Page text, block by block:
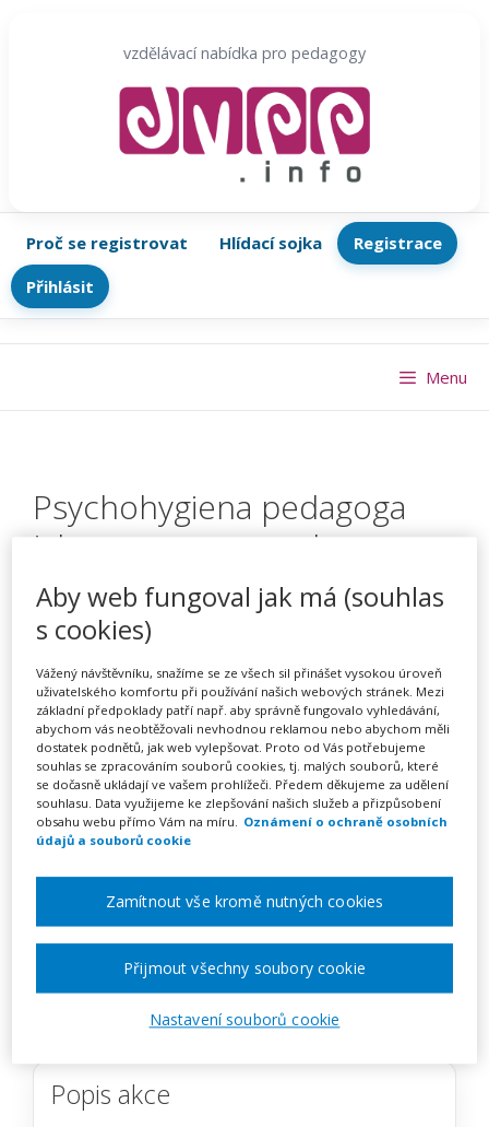
vzdělávací nabídka pro pedagogy
Proč se registrovat Hlídací sojka
Registrace
Přihlásit
Psychohygiena pedagoga
jako prevence syndromu
vyhoření
PořádáZřetel, s.r.o.
TERMÍN
21. 10. 2026
MÍSTO
Jihomoravský
2150 Kč
Zobrazit akci na webu pořadatele
Popis akce
Menu
Aby web fungoval jak má (souhlas
s cookies)
Vážený návštěvníku, snažíme se ze všech sil přinášet vysokou úroveň
uživatelského komfortu při používání našich webových stránek. Mezi
základní předpoklady patří např. aby správně fungovalo vyhledávání,
abychom vás neobtěžovali nevhodnou reklamou nebo abychom měli
dostatek podnětů, jak web vylepšovat. Proto od Vás potřebujeme
souhlas se zpracováním souborů cookies, tj. malých souborů, které
se dočasně ukládají ve vašem prohlížeči. Předem děkujeme za udělení
souhlasu. Data využijeme ke zlepšování našich služeb a přizpůsobení
obsahu webu přímo Vám na míru. Oznámení o ochraně osobních
údajů a souborů cookie
Nastavení souborů cookie
Zamítnout vše kromě nutných cookies
Přijmout všechny soubory cookie